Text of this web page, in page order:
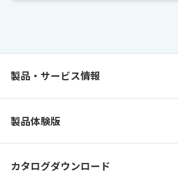
製品・サービス情報
製品体験版
カタログダウンロード